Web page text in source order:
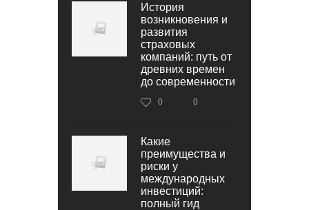
История
возникновения и
развития
страховых
компаний: путь от
древних времен
до современности
0 0
Какие
преимущества и
риски у
международных
инвестиций:
полный гид